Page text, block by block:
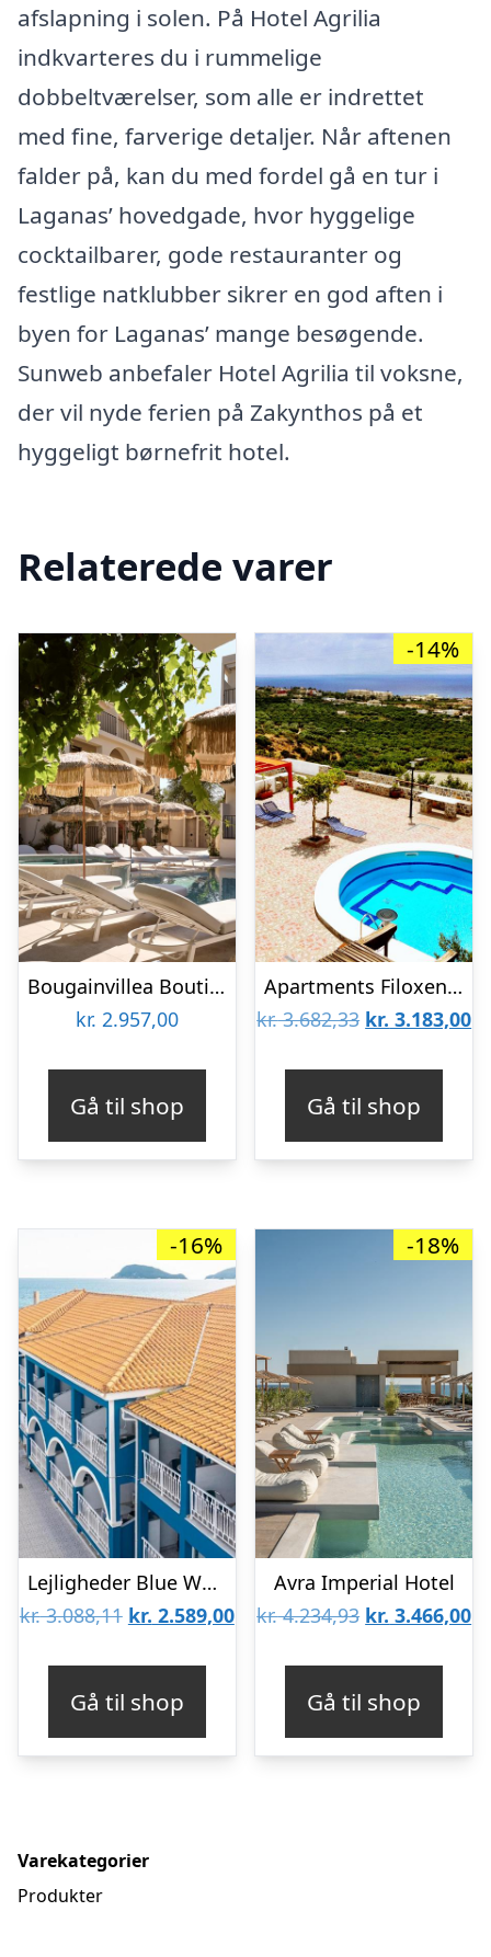
afslapning i solen. På Hotel Agrilia
indkvarteres du i rummelige
dobbeltværelser, som alle er indrettet
med fine, farverige detaljer. Når aftenen
falder på, kan du med fordel gå en tur i
Laganas’ hovedgade, hvor hyggelige
cocktailbarer, gode restauranter og
festlige natklubber sikrer en god aften i
byen for Laganas’ mange besøgende.
Sunweb anbefaler Hotel Agrilia til voksne,
der vil nyde ferien på Zakynthos på et
hyggeligt børnefrit hotel.
Relaterede varer
Bougainvillea Boutique Hotel
kr. 2.957,00
Gå til shop
-14%
Apartments Filoxenia and Villas – inklusiv billeje
kr.3.682,33 Den
var:
kr. 3.682,33.
kr. 3.183,00
Gå til shop
-16%
Lejligheder Blue Waves
kr.3.088,11 Den
var:
kr. 3.088,11.
kr. 2.589,00Den
kr. 2.589,00.
Gå til shop
-18%
Avra Imperial Hotel
kr.4.234,93 Den
var:
kr. 4.234,93.
kr. 3.466,00
Gå til shop
Varekategorier
Produkter